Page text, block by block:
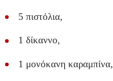
5 πιστόλια,
1 δίκαννο,
1 μονόκανη καραμπίνα,